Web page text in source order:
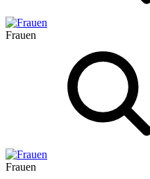
Frauen
Frauen